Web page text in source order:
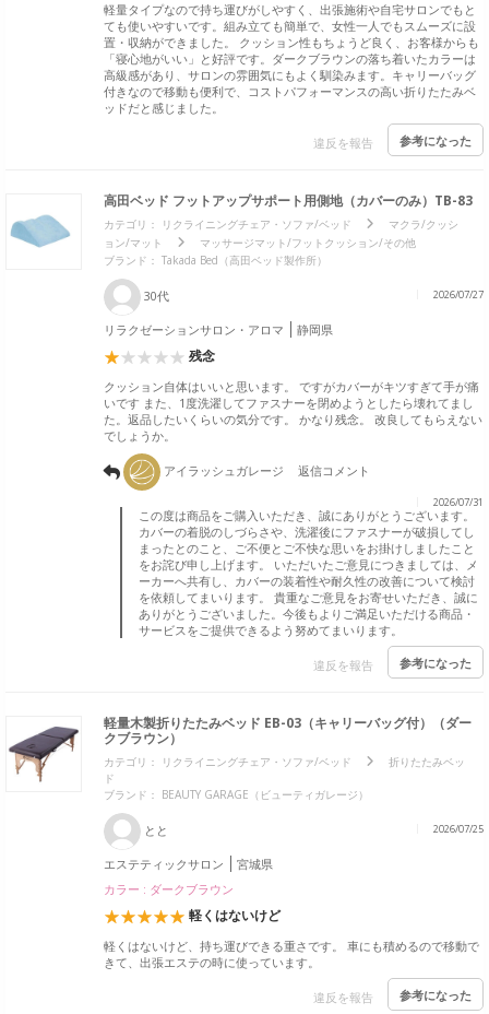
軽量タイプなので持ち運びがしやすく、出張施術や自宅サロンでもと
ても使いやすいです。組み立ても簡単で、女性一人でもスムーズに設
置・収納ができました。 クッション性もちょうど良く、お客様からも
「寝心地がいい」と好評です。ダークブラウンの落ち着いたカラーは
高級感があり、サロンの雰囲気にもよく馴染みます。キャリーバッグ
付きなので移動も便利で、コストパフォーマンスの高い折りたたみベ
ッドだと感じました。
違反を報告 参考になった
高田ベッド フットアップサポート用側地（カバーのみ）TB-83
カテゴリ： リクライニングチェア・ソファ/ベッド
マクラ/クッシ
ョン/マット
マッサージマット/フットクッション/その他
ブランド： Takada Bed（高田ベッド製作所）
30代 2026/07/27
リラクゼーションサロン・アロマ 静岡県
残念
クッション自体はいいと思います。 ですがカバーがキツすぎて手が痛
いです また、1度洗濯してファスナーを閉めようとしたら壊れてまし
た。返品したいくらいの気分です。 かなり残念。 改良してもらえない
でしょうか。
アイラッシュガレージ 返信コメント
2026/07/31
この度は商品をご購入いただき、誠にありがとうございます。
カバーの着脱のしづらさや、洗濯後にファスナーが破損してし
まったとのこと、ご不便とご不快な思いをお掛けしましたこと
をお詫び申し上げます。 いただいたご意見につきましては、メ
ーカーへ共有し、カバーの装着性や耐久性の改善について検討
を依頼してまいります。 貴重なご意見をお寄せいただき、誠に
ありがとうございました。今後もよりご満足いただける商品・
サービスをご提供できるよう努めてまいります。
違反を報告 参考になった
軽量木製折りたたみベッド EB-03（キャリーバッグ付）（ダー
クブラウン）
カテゴリ： リクライニングチェア・ソファ/ベッド
折りたたみベッ
ド
ブランド： BEAUTY GARAGE（ビューティガレージ）
とと 2026/07/25
エステティックサロン
宮城県
カラー : ダークブラウン
軽くはないけど
軽くはないけど、持ち運びできる重さです。 車にも積めるので移動で
きて、出張エステの時に使っています。
違反を報告 参考になった